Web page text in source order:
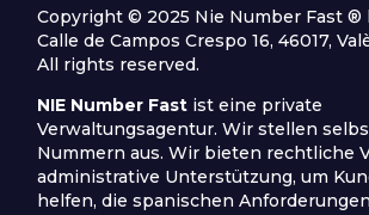
Copyright © 2025 Nie Number Fast ®
Calle de Campos Crespo 16, 46017,
All rights reserved.
NIE Number Fast ist eine private
Verwaltungsagentur. Wir stellen
Nummern aus. Wir bieten rechtliche
administrative Unterstützung, um
helfen, die spanischen